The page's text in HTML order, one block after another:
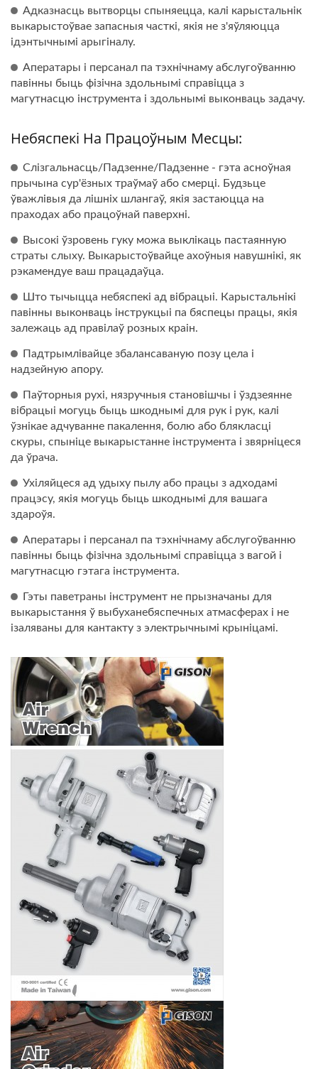
Адказнасць вытворцы спыняецца, калі карыстальнік
выкарыстоўвае запасныя часткі, якія не з'яўляюцца
ідэнтычнымі арыгіналу.
Аператары і персанал па тэхнічнаму абслугоўванню
павінны быць фізічна здольнымі справіцца з
магутнасцю інструмента і здольнымі выконваць задачу.
Небяспекі На Працоўным Месцы:
Слізгальнасць/Падзенне/Падзенне - гэта асноўная
прычына сур'ёзных траўмаў або смерці. Будзьце
ўважлівыя да лішніх шлангаў, якія застаюцца на
праходах або працоўнай паверхні.
Высокі ўзровень гуку можа выклікаць пастаянную
страты слыху. Выкарыстоўвайце ахоўныя навушнікі, як
рэкамендуе ваш працадаўца.
Што тычыцца небяспекі ад вібрацыі. Карыстальнікі
павінны выконваць інструкцыі па бяспецы працы, якія
залежаць ад правілаў розных краін.
Падтрымлівайце збалансаваную позу цела і
надзейную апору.
Паўторныя рухі, нязручныя становішчы і ўздзеянне
вібрацыі могуць быць шкоднымі для рук і рук, калі
ўзнікае адчуванне пакалення, болю або блякласці
скуры, спыніце выкарыстанне інструмента і звярніцеся
да ўрача.
Ухіляйцеся ад удыху пылу або працы з адходамі
працэсу, якія могуць быць шкоднымі для вашага
здароўя.
Аператары і персанал па тэхнічнаму абслугоўванню
павінны быць фізічна здольнымі справіцца з вагой і
магутнасцю гэтага інструмента.
Гэты паветраны інструмент не прызначаны для
выкарыстання ў выбуханебяспечных атмасферах і не
ізаляваны для кантакту з электрычнымі крыніцамі.